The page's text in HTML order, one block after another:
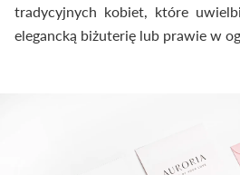
tradycyjnych kobiet, które
elegancką biżuterię lub prawie w